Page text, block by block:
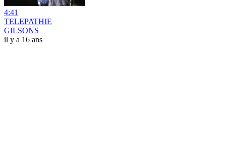
4:41
TELEPATHIE
GILSONS
il y a 16 ans